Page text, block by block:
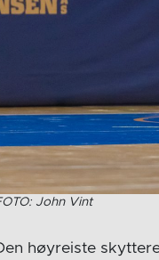
John Vint
høyreiste